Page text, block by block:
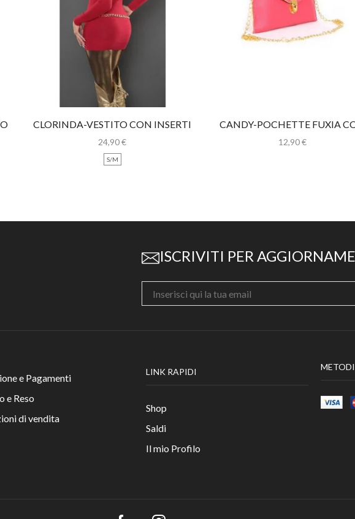
CLORINDA-VESTITO CON INSERTI
ORO
24,90€
S/M
CANDY-POCHETTE FUXIA
CATENINA
12,90€
ISCRIVITI PER
e Pagamenti
e Reso
di vendita
LINK RAPIDI
Shop
Saldi
Il mio Profilo